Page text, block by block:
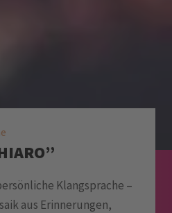
Klangsprache –
aus Erinnerungen,